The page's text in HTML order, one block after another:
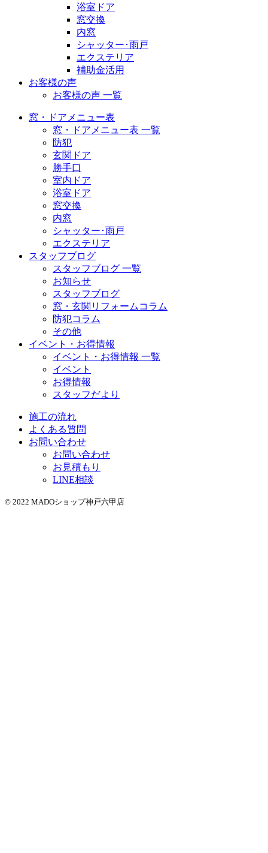
浴室ドア
窓交換
内窓
シャッター･雨戸
エクステリア
補助金活用
お客様の声
お客様の声 一覧
窓・ドアメニュー表
窓・ドアメニュー表 一覧
防犯
玄関ドア
勝手口
室内ドア
浴室ドア
窓交換
内窓
シャッター･雨戸
エクステリア
スタッフブログ
スタッフブログ 一覧
お知らせ
スタッフブログ
窓・玄関リフォームコラム
防犯コラム
その他
イベント・お得情報
イベント・お得情報 一覧
イベント
お得情報
スタッフだより
施工の流れ
よくある質問
お問い合わせ
お問い合わせ
お見積もり
LINE相談
© 2022 MADOショップ神戸六甲店